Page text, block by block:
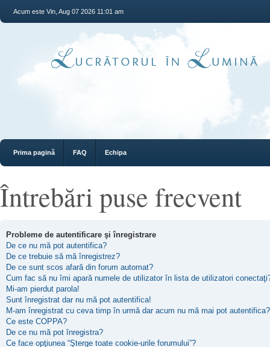
Acum este Vin, Aug 07 2026 11:01 am
Prima pagină FAQ Echipa
Întrebări puse frecvent
Probleme de autentificare şi înregistrare
De ce nu mă pot autentifica?
De ce trebuie să mă înregistrez?
De ce sunt scos afară din forum automat?
Cum fac să nu îmi apară numele de utilizator în lista de utilizatori
Mi-am pierdut parola!
Sunt înregistrat dar nu mă pot autentifica!
M-am înregistrat cu ceva timp în urmă dar acum nu mă mai pot
Ce este COPPA?
De ce nu mă pot înregistra?
Ce face opţiunea “Şterge toate cookie-urile forumului”?